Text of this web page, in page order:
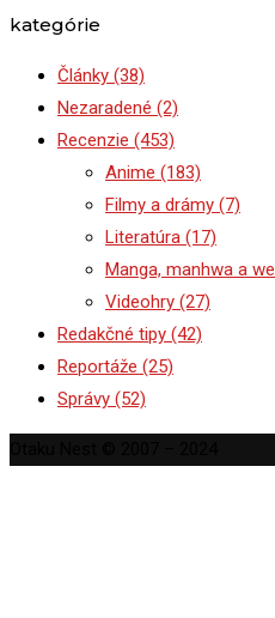
kategórie
Články (38)
Nezaradené (2)
Recenzie (453)
Anime (183)
Filmy a drámy (7)
Literatúra (17)
Manga, manhwa a
Videohry (27)
Redakčné tipy (42)
Reportáže (25)
Správy (52)